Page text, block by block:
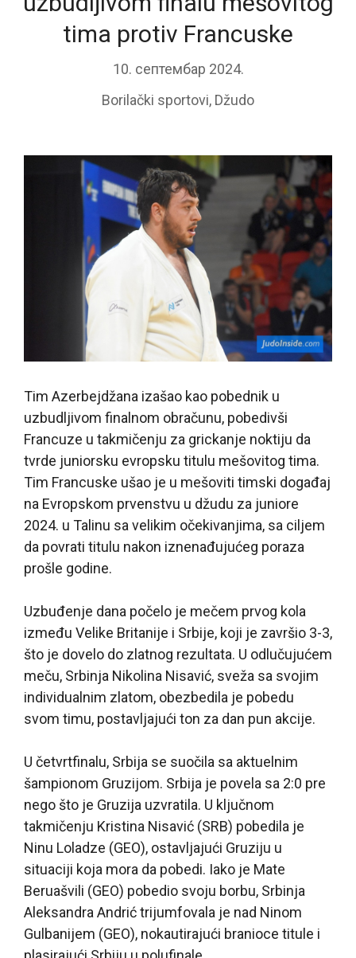
tima protiv Francuske
10. септембар 2024.
Borilački sportovi, Džudo
Tim Azerbejdžana izašao kao pobednik u
uzbudljivom finalnom obračunu, pobedivši
Francuze u takmičenju za grickanje noktiju da
tvrde juniorsku evropsku titulu mešovitog tima.
Tim Francuske ušao je u mešoviti timski događaj
na Evropskom prvenstvu u džudu za juniore
2024. u Talinu sa velikim očekivanjima, sa ciljem
da povrati titulu nakon iznenađujućeg poraza
prošle godine.
Uzbuđenje dana počelo je mečem prvog kola
između Velike Britanije i Srbije, koji je završio 3-3,
što je dovelo do zlatnog rezultata. U odlučujućem
meču, Srbinja Nikolina Nisavić, sveža sa svojim
individualnim zlatom, obezbedila je pobedu
svom timu, postavljajući ton za dan pun akcije.
U četvrtfinalu, Srbija se suočila sa aktuelnim
šampionom Gruzijom. Srbija je povela sa 2:0 pre
nego što je Gruzija uzvratila. U ključnom
takmičenju Kristina Nisavić (SRB) pobedila je
Ninu Loladze (GEO), ostavljajući Gruziju u
situaciji koja mora da pobedi. Iako je Mate
Beruašvili (GEO) pobedio svoju borbu, Srbinja
Aleksandra Andrić trijumfovala je nad Ninom
Gulbanijem (GEO), nokautirajući branioce titule i